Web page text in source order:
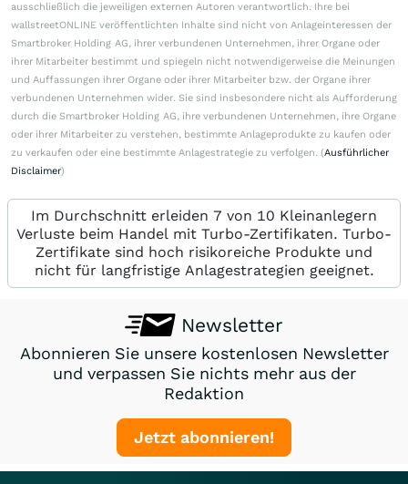
ausschließlich die jeweiligen externen Autoren verantwortlich. Ihre bei
wallstreetONLINE veröffentlichten Inhalte sind nicht von Anlageinteressen der
Smartbroker Holding AG, ihrer verbundenen Unternehmen, ihrer Organe oder
ihrer Mitarbeiter bestimmt und spiegeln nicht notwendigerweise die Meinungen
und Auffassungen ihrer Organe oder ihrer Mitarbeiter bzw. der Organe ihrer
verbundenen Unternehmen wider. Sie sind insbesondere nicht als Aufforderung
durch die Smartbroker Holding AG, ihre verbundenen Unternehmen, ihre Organe
oder ihrer Mitarbeiter zu verstehen, bestimmte Anlageprodukte zu kaufen oder
zu verkaufen oder eine bestimmte Anlagestrategie zu verfolgen. (Ausführlicher
Disclaimer)
Im Durchschnitt erleiden 7 von 10 Kleinanlegern
Verluste beim Handel mit Turbo-Zertifikaten. Turbo-
Zertifikate sind hoch risikoreiche Produkte und
nicht für langfristige Anlagestrategien geeignet.
Newsletter
Abonnieren Sie unsere kostenlosen Newsletter
und verpassen Sie nichts mehr aus der
Redaktion
Jetzt abonnieren!